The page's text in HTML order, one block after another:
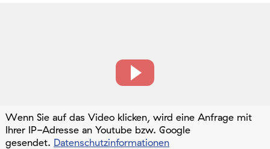
Wenn Sie auf das Video klicken, wird eine Anfrage mit
Ihrer IP-Adresse an Youtube bzw. Google
gesendet. Datenschutzinformationen